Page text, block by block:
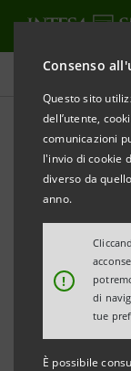
Consenso
Questo sito
dell’utente,
comunicazioni
l'invio di cookie
diverso da
anno.
!
di
tue
È possibile
Comunicati
STAMPA
L’IMPRESA
GRAZIE A